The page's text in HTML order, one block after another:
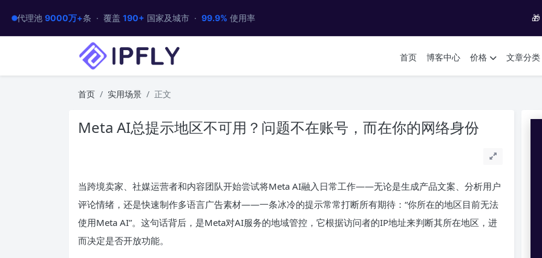
代理池 9000万+条 · 覆盖 190+ 国家及城市 · 99.9% 使用率 🎁
首页 博客中心 价格 文章分类
首页 实用场景 正文
Meta AI总提示地区不可用？问题不在账号，而在你的网络身份
当跨境卖家、社媒运营者和内容团队开始尝试将Meta AI融入日常工作——无论是生成产品文案、分析用户
评论情绪，还是快速制作多语言广告素材——一条冰冷的提示常常打断所有期待：“你所在的地区目前无法
使用Meta AI”。这句话背后，是Meta对AI服务的地域管控，它根据访问者的IP地址来判断其所在地区，进
而决定是否开放功能。